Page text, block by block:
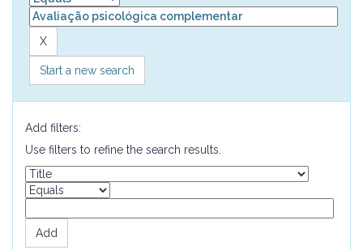
Start a new search
Add filters:
Use filters to refine the search results.